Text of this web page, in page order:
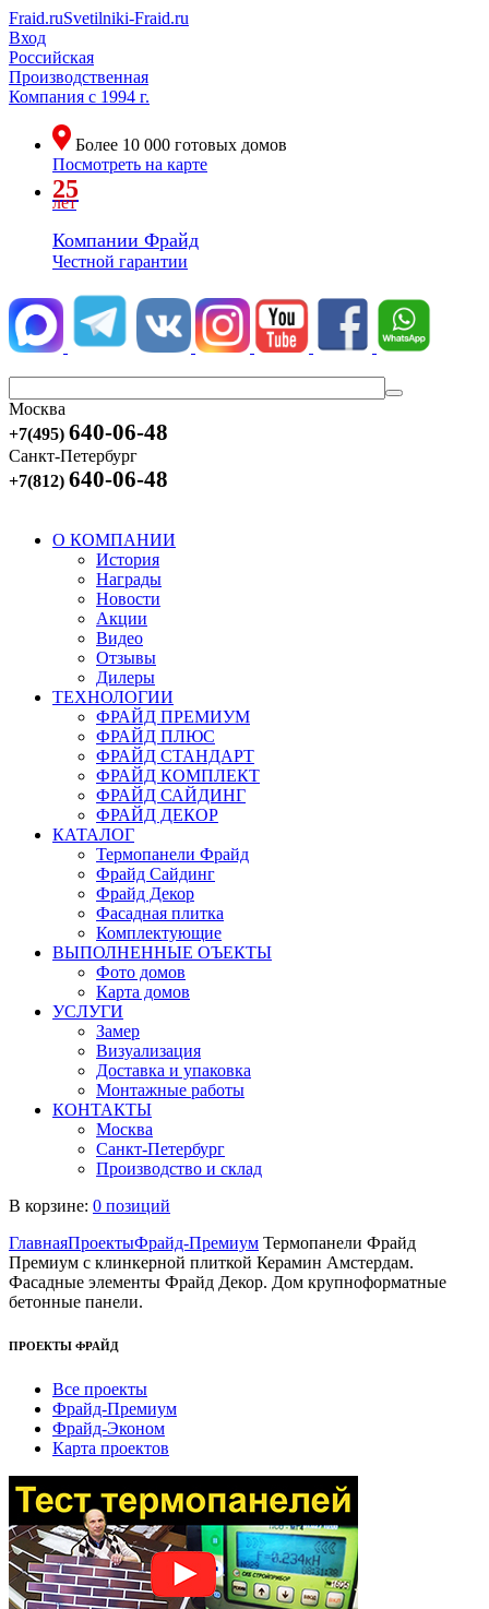
Fraid.ruSvetilniki-Fraid.ru
Вход
Российская
Производственная
Компания с 1994 г.
Более 10 000 готовых домов
Посмотреть на карте
25
лет
Компании Фрайд
Честной гарантии
Москва
+7(495) 640-06-48
Санкт-Петербург
+7(812) 640-06-48
О КОМПАНИИ
История
Награды
Новости
Акции
Видео
Отзывы
Дилеры
ТЕХНОЛОГИИ
ФРАЙД ПРЕМИУМ
ФРАЙД ПЛЮС
ФРАЙД СТАНДАРТ
ФРАЙД КОМПЛЕКТ
ФРАЙД САЙДИНГ
ФРАЙД ДЕКОР
КАТАЛОГ
Термопанели Фрайд
Фрайд Сайдинг
Фрайд Декор
Фасадная плитка
Комплектующие
ВЫПОЛНЕННЫЕ ОЪЕКТЫ
Фото домов
Карта домов
УСЛУГИ
Замер
Визуализация
Доставка и упаковка
Монтажные работы
КОНТАКТЫ
Москва
Санкт-Петербург
Производство и склад
В корзине: 0 позиций
ГлавнаяПроектыФрайд-Премиум Термопанели Фрайд
Премиум с клинкерной плиткой Керамин Амстердам.
Фасадные элементы Фрайд Декор. Дом крупноформатные
бетонные панели.
ПРОЕКТЫ ФРАЙД
Все проекты
Фрайд-Премиум
Фрайд-Эконом
Карта проектов